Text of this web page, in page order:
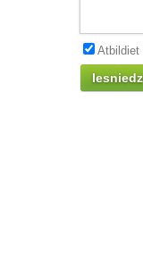
Atbildiet